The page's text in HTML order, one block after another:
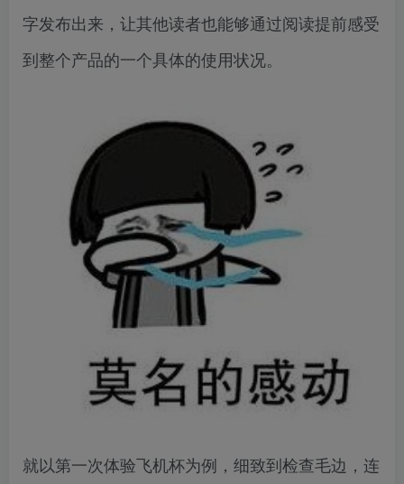
字发布出来，让其他读者也能够通过阅读提前感受
到整个产品的一个具体的使用状况。
就以第一次体验飞机杯为例，细致到检查毛边，连